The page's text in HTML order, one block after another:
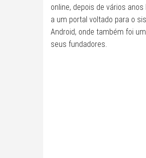
online, depois de vários anos
a um portal voltado para o
Android, onde também foi
seus fundadores.